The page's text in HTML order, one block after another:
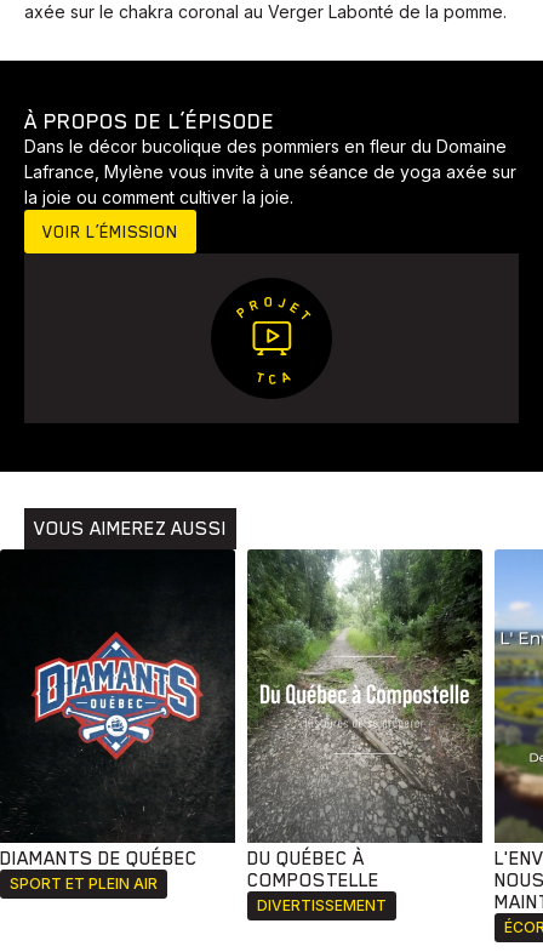
Animaux Avenir Bingo Communauté Culture
Développement
axée sur le chakra coronal au Verger Labonté de la pomme.
À PROPOS DE L’ÉPISODE
Dans le décor bucolique des pommiers en fleur du Domaine
Lafrance, Mylène vous invite à une séance de yoga axée sur
la joie ou comment cultiver la joie.
VOIR L’ÉMISSION
VOUS AIMEREZ AUSSI
DIAMANTS DE QUÉBEC
SPORT ET PLEIN AIR
DU QUÉBEC À
COMPOSTELLE
DIVERTISSEMENT